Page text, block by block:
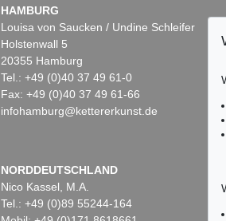
Auktion 606 - Lot 9
Auktion 520 -
€
HAMBURG
Louisa von Saucken / Undine Schleifer
Holstenwall 5
20355 Hamburg
Tel.: +49 (0)40 37 49 61-0
Fax: +49 (0)40 37 49 61-66
infohamburg@kettererkunst.de
NORDDEUTSCHLAND
Nico Kassel, M.A.
Tel.: +49 (0)89 55244-164